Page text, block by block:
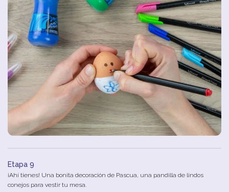
Etapa 9
¡Ahí tienes! Una bonita decoración de Pascua, una pandilla de lindos
conejos para vestir tu mesa.